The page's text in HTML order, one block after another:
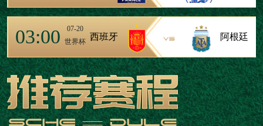
03:00
07-20
世界杯 西班牙 阿根廷